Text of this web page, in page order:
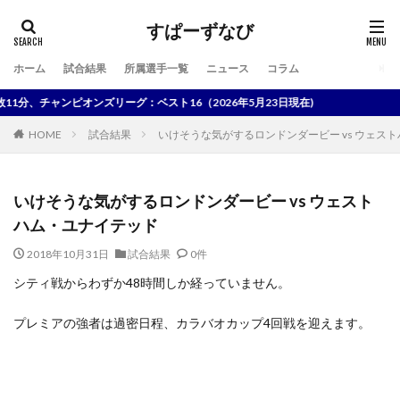
すぱーずなび
ホーム 試合結果 所属選手一覧 ニュース コラム
ャンピオンズリーグ：ベスト16（2026年5月23日現在)
HOME 試合結果 いけそうな気がするロンドンダービー vs ウェス
いけそうな気がするロンドンダービー vs ウェスト
ハム・ユナイテッド
2018年10月31日 試合結果 0件
シティ戦からわずか48時間しか経っていません。
プレミアの強者は過密日程、カラバオカップ4回戦を迎えます。
検索